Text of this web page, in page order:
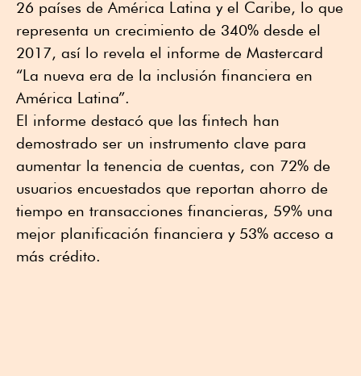
26 países de América Latina y el Caribe, lo que
representa un crecimiento de 340% desde el
2017, así lo revela el informe de Mastercard
“La nueva era de la inclusión financiera en
América Latina”.
El informe destacó que las fintech han
demostrado ser un instrumento clave para
aumentar la tenencia de cuentas, con 72% de
usuarios encuestados que reportan ahorro de
tiempo en transacciones financieras, 59% una
mejor planificación financiera y 53% acceso a
más crédito.